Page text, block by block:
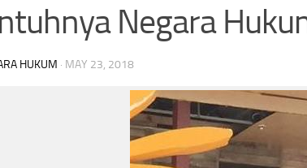
Negara
HUKUM · MAY 23, 2018